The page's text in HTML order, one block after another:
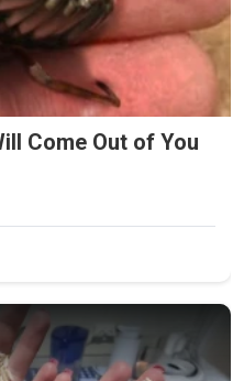
Come Out of You